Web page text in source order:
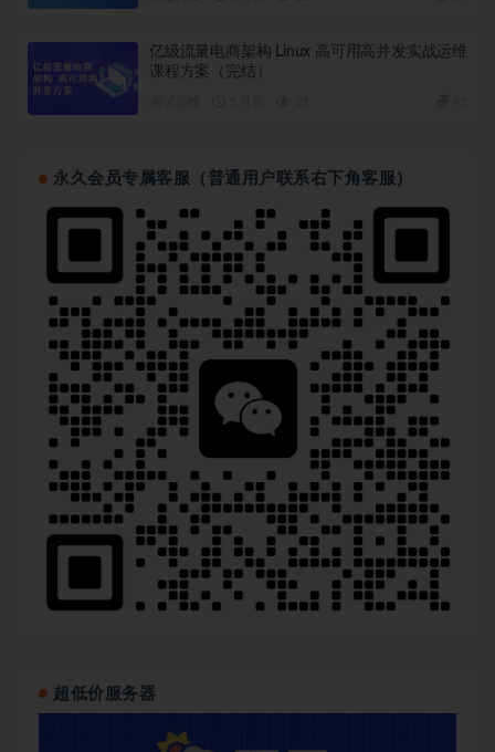
亿级流量电商架构 Linux 高可用高并发实战运维
课程方案（完结）
永久会员专属客服（普通用户联系右下角客服）
超低价服务器